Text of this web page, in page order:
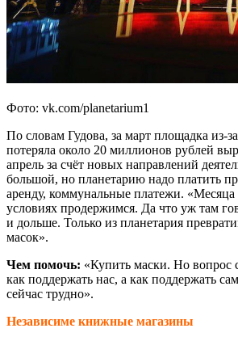
Фото: vk.com/planetarium1
По словам Гудова, за март площадка из-
потеряла около 20 миллионов рублей
апрель за счёт новых направлений
большой, но планетарию надо платить
аренду, коммунальные платежи.
условиях продержимся. Да что уж там
и дольше. Только из планетария
масок».
Чем помочь: «Купить маски. Но вопрос
как поддержать нас, а как поддержать
сейчас трудно».
Независиме книжные магазины